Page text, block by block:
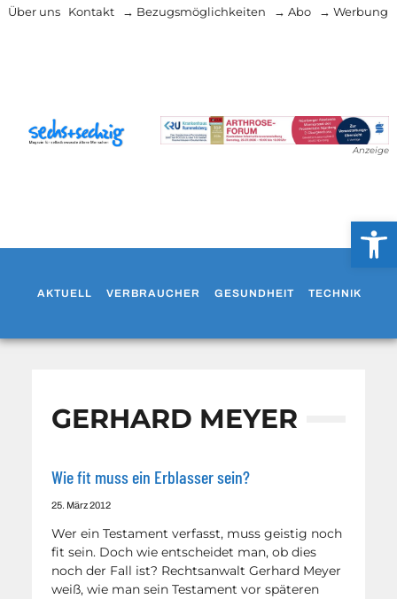
Über uns Kontakt → Bezugsmöglichkeiten → Abo → Werbung
Anzeige
AKTUELL VERBRAUCHER GESUNDHEIT TECHNIK
GERHARD MEYER
Wie fit muss ein Erblasser sein?
25. März 2012
Wer ein Testament verfasst, muss geistig noch
fit sein. Doch wie entscheidet man, ob dies
noch der Fall ist? Rechtsanwalt Gerhard Meyer
weiß, wie man sein Testament vor späteren